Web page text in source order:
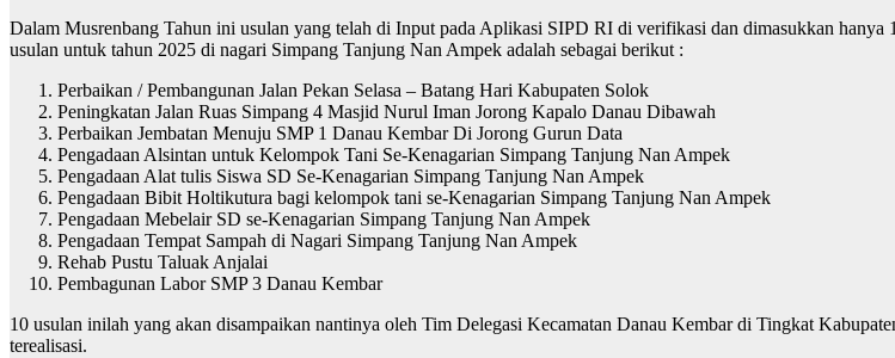
Dalam Musrenbang Tahun ini usulan yang telah di Input pada Aplikasi SIPD RI di verifikasi dan dimasukkan
usulan untuk tahun 2025 di nagari Simpang Tanjung Nan Ampek adalah sebagai berikut :
Perbaikan / Pembangunan Jalan Pekan Selasa – Batang Hari Kabupaten Solok
Peningkatan Jalan Ruas Simpang 4 Masjid Nurul Iman Jorong Kapalo Danau Dibawah
Perbaikan Jembatan Menuju SMP 1 Danau Kembar Di Jorong Gurun Data
Pengadaan Alsintan untuk Kelompok Tani Se-Kenagarian Simpang Tanjung Nan Ampek
Pengadaan Alat tulis Siswa SD Se-Kenagarian Simpang Tanjung Nan Ampek
Pengadaan Bibit Holtikutura bagi kelompok tani se-Kenagarian Simpang Tanjung Nan Ampek
Pengadaan Mebelair SD se-Kenagarian Simpang Tanjung Nan Ampek
Pengadaan Tempat Sampah di Nagari Simpang Tanjung Nan Ampek
Rehab Pustu Taluak Anjalai
Pembagunan Labor SMP 3 Danau Kembar
10 usulan inilah yang akan disampaikan nantinya oleh Tim Delegasi Kecamatan Danau Kembar di Tingkat
terealisasi.